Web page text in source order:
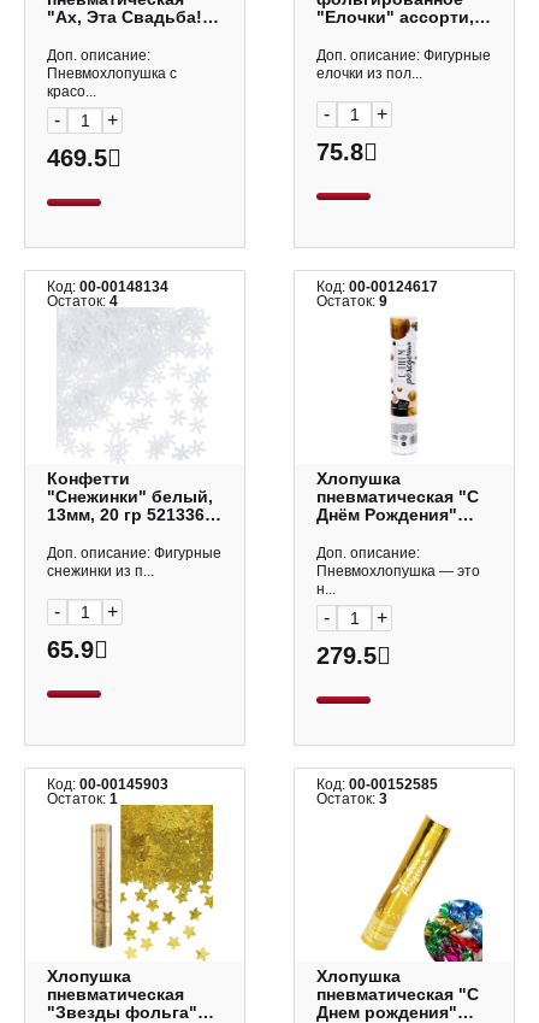
"Ах, Эта Свадьба!
серебро/белый
723011 Дон Баллон
Доп. описание:
Пневмохлопушка с
красо...
- +
469.5
"Елочки" ассорти,
Волна веселья
Доп. описание: Фигурные
елочки из пол...
- +
75.8
Код: 00-00148134
Остаток: 4
Конфетти
"Снежинки" белый,
13мм, 20 гр 521336
Доп. описание: Фигурные
снежинки из п...
- +
65.9
Код:00-00124617
Остаток:9
Хлопушка
пневматическая "С
Днём Рождения"
3678423 Страна
Карнавалия
Доп. описание:
Пневмохлопушка — это
н...
- +
279.5
Код: 00-00145903
Остаток: 1
Хлопушка
пневматическая
"Звезды фольга"
Код:00-00152585
Остаток:3
Хлопушка
пневматическая "С
Днем рождения"